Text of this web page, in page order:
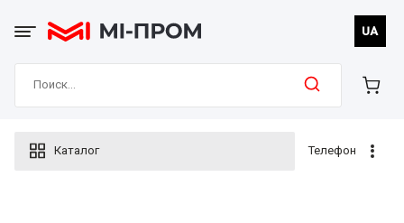
content
UA
Каталог Телефон